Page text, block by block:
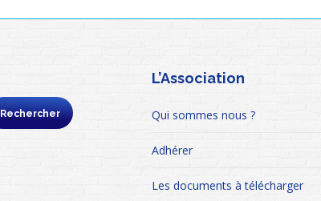
Rechercher
L’Association
Qui sommes nous ?
Adhérer
Les documents à télécharger